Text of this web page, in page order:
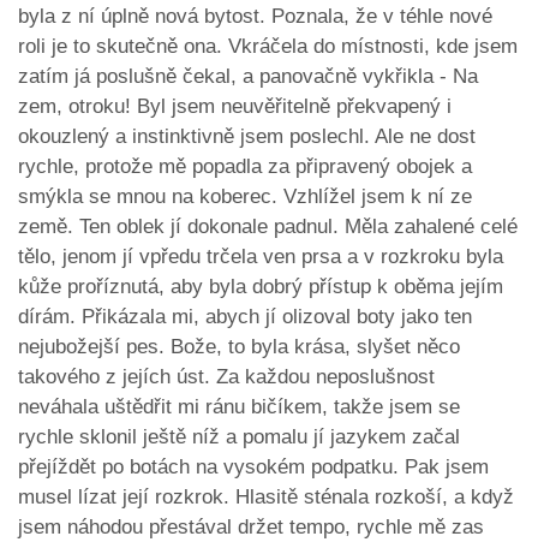
byla z ní úplně nová bytost. Poznala, že v téhle nové
roli je to skutečně ona. Vkráčela do místnosti, kde jsem
zatím já poslušně čekal, a panovačně vykřikla - Na
zem, otroku! Byl jsem neuvěřitelně překvapený i
okouzlený a instinktivně jsem poslechl. Ale ne dost
rychle, protože mě popadla za připravený obojek a
smýkla se mnou na koberec. Vzhlížel jsem k ní ze
země. Ten oblek jí dokonale padnul. Měla zahalené celé
tělo, jenom jí vpředu trčela ven prsa a v rozkroku byla
kůže proříznutá, aby byla dobrý přístup k oběma jejím
dírám. Přikázala mi, abych jí olizoval boty jako ten
nejubožejší pes. Bože, to byla krása, slyšet něco
takového z jejích úst. Za každou neposlušnost
neváhala uštědřit mi ránu bičíkem, takže jsem se
rychle sklonil ještě níž a pomalu jí jazykem začal
přejíždět po botách na vysokém podpatku. Pak jsem
musel lízat její rozkrok. Hlasitě sténala rozkoší, a když
jsem náhodou přestával držet tempo, rychle mě zas